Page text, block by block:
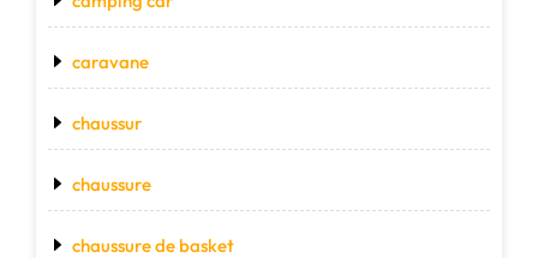
caravane
chaussur
chaussure
chaussure de basket